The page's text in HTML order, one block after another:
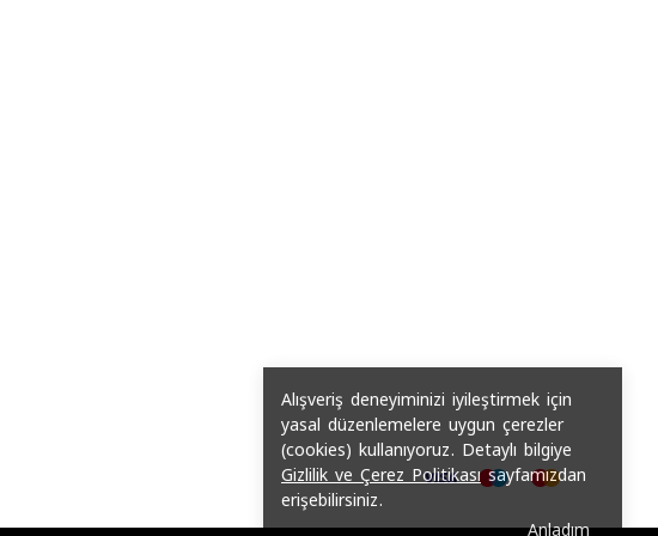
Alışveriş deneyiminizi iyileştirmek için
yasal düzenlemelere uygun çerezler
(cookies) kullanıyoruz. Detaylı bilgiye
Gizlilik ve Çerez Politikasısayfamızdan
erişebilirsiniz.
Anladım